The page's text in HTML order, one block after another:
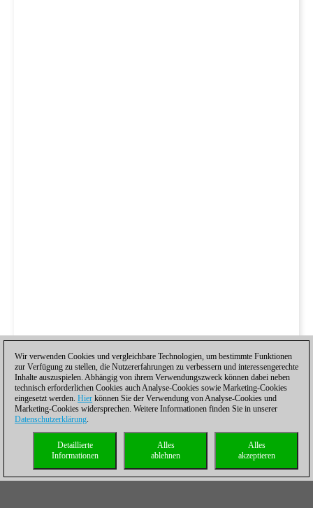
Wir verwenden Cookies und vergleichbare Technologien, um bestimmte Funktionen
zur Verfügung zu stellen, die Nutzererfahrungen zu verbessern und interessengerechte
Inhalte auszuspielen. Abhängig von ihrem Verwendungszweck können dabei neben
technisch erforderlichen Cookies auch Analyse-Cookies sowie Marketing-Cookies
eingesetzt werden. Hier können Sie der Verwendung von Analyse-Cookies und
Marketing-Cookies widersprechen. Weitere Informationen finden Sie in unserer
Datenschutzerklärung.
Alles
akzeptieren
Alles
ablehnen
Detaillierte
Informationen